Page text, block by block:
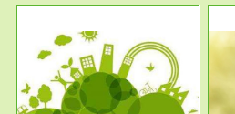
服务范围